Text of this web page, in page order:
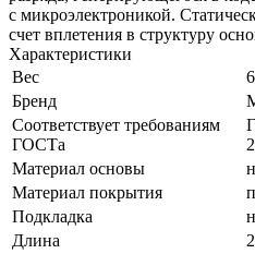
с микроэлектроникой.
счет вплетения в структуру
Характеристики
Вес
Бренд
Соответствует требованиям
ГОСТа
Материал основы
Материал покрытия
Подкладка
Длина